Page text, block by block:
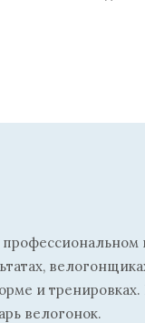
профессиональном
и
велогонок.